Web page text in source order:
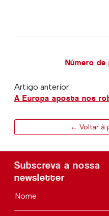
Número
Artigo anterior
A Europa aposta nos
← Voltar à
Subscreva a nossa
newsletter
Nome